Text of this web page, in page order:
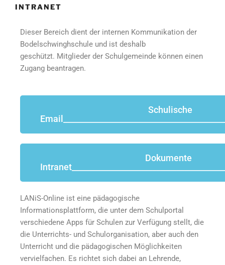
INTRANET
Dieser Bereich dient der internen Kommunikation der
Bodelschwinghschule und ist deshalb
geschützt. Mitglieder der Schulgemeinde können einen
Zugang beantragen.
Schulische
Dokumente
LANiS-Online ist eine pädagogische
Informationsplattform, die unter dem Schulportal
verschiedene Apps für Schulen zur Verfügung stellt, die
die Unterrichts- und Schulorganisation, aber auch den
Unterricht und die pädagogischen Möglichkeiten
vervielfachen. Es richtet sich dabei an Lehrende,